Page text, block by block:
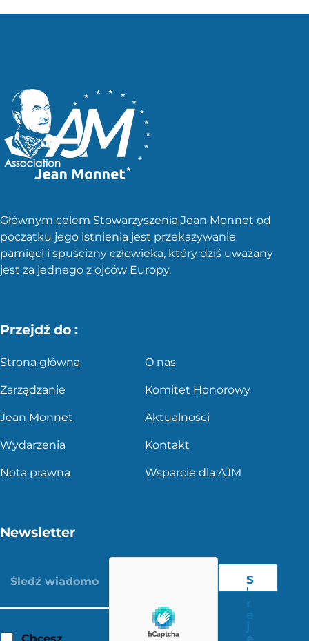
Głównym celem Stowarzyszenia Jean Monnet od
początku jego istnienia jest przekazywanie
pamięci i spuścizny człowieka, który dziś uważany
jest za jednego z ojców Europy.
Przejdź do :
Strona główna O nas
Zarządzanie Komitet Honorowy
Jean Monnet Aktualności
Wydarzenia Kontakt
Nota prawna Wsparcie dla AJM
Newsletter
S
'